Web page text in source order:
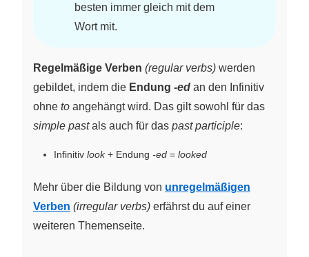
besten immer gleich mit dem
Wort mit.
Regelmäßige Verben (regular verbs) werden
gebildet, indem die Endung -ed an den Infinitiv
ohne to angehängt wird. Das gilt sowohl für das
simple pastals auch für das past participle:
Infinitiv look+ Endung -ed = looked
Mehr über die Bildung von unregelmäßigen
Verben (irregular verbs) erfährst du auf einer
weiteren Themenseite.